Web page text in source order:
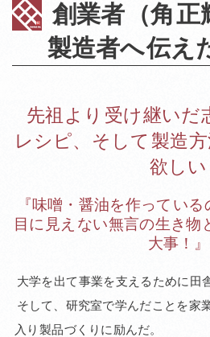
創業者 （角正
製造者へ伝え
先祖 より 受け継いだ
レシピ、
そして 製造
欲しい
『味噌・ 醤油を作って いる
目に 見え ない無言の生き物
大事！』
大学を出て 事業を支える ために 田
そして、 研究室で学んだことを家
入り 製品づくりに 励んだ。